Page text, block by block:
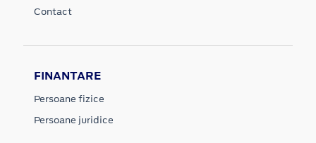
Contact
FINANTARE
Persoane fizice
Persoane juridice